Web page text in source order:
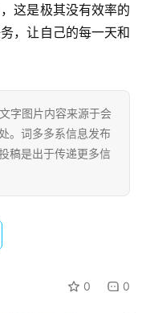
这是极其没有效率的
，让自己的每一天和
字图片内容来源于会
。词多多系信息发布
稿是出于传递更多信
0 0